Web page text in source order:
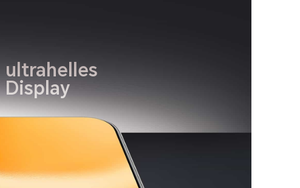
ultrahelles
Display